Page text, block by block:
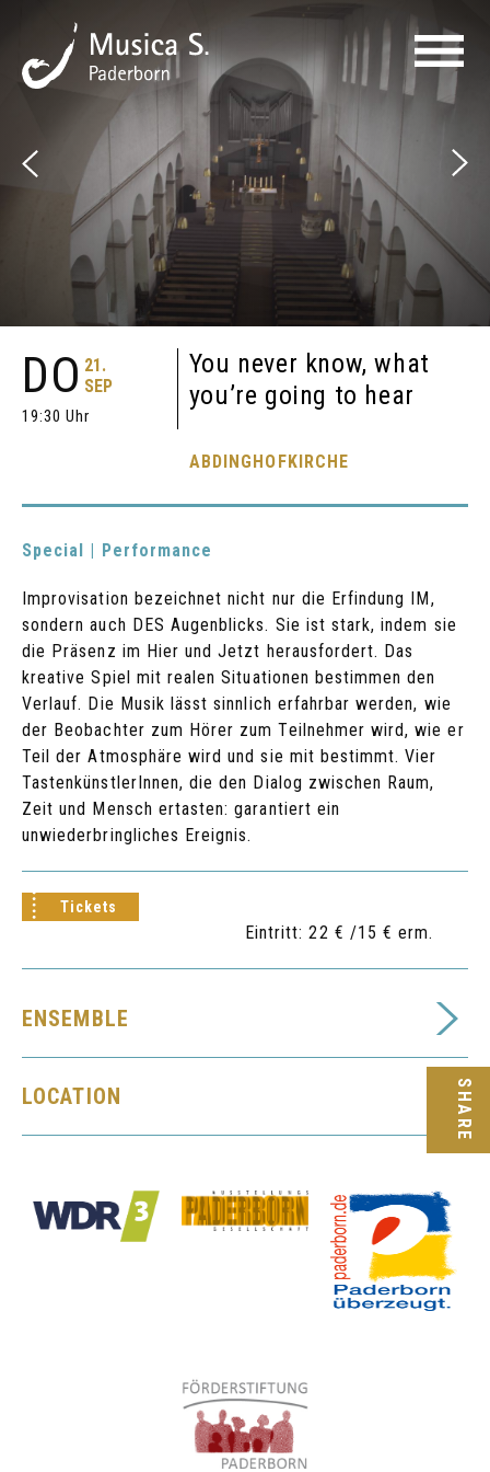
SHARE
DO 21.
SEP
19:30 Uhr
You never know, what
you’re going to hear
ABDINGHOFKIRCHE
Special | Performance
Improvisation bezeichnet nicht nur die Erfindung IM,
sondern auch DES Augenblicks. Sie ist stark, indem sie
die Präsenz im Hier und Jetzt herausfordert. Das
kreative Spiel mit realen Situationen bestimmen den
Verlauf. Die Musik lässt sinnlich erfahrbar werden, wie
der Beobachter zum Hörer zum Teilnehmer wird, wie er
Teil der Atmosphäre wird und sie mit bestimmt. Vier
TastenkünstlerInnen, die den Dialog zwischen Raum,
Zeit und Mensch ertasten: garantiert ein
unwiederbringliches Ereignis.
Tickets
Eintritt: 22 € /15 € erm.
ENSEMBLE
LOCATION